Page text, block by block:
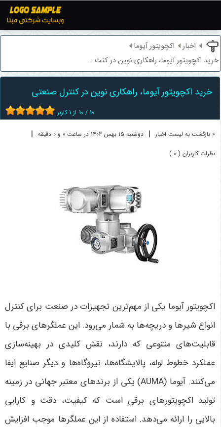
اخبار
اکچویتور آیوما
خرید اکچویتور آیوما، راهکاری نوین در کنت ...
خرید اکچویتور آیوما، راهکاری نوین در کنترل صنعتی
10 / 10 از 1کاربر
« بازگشت به لیست اخبار | دوشنبه 15 بهمن 1403 در ساعت 0 و 0 دقیقه |
نظرات کاربران ( 0 )
اکچویتور آیوما یکی از مهم‌ترین تجهیزات در صنعت برای کنترل
انواع شیرها و دریچه‌ها به شمار می‌رود. این عملگرهای برقی با
قابلیت‌های متنوعی که دارند، نقش کلیدی در بهینه‌سازی
عملکرد خطوط لوله، پالایشگاه‌ها، نیروگاه‌ها و دیگر صنایع ایفا
می‌کنند. آیوما (AUMA)
یکی از برندهای معتبر جهانی در زمینه
تولید اکچویتورهای برقی است که کیفیت، دقت و کارایی
بالایی را ارائه می‌دهد. استفاده از این عملگرها موجب افزایش